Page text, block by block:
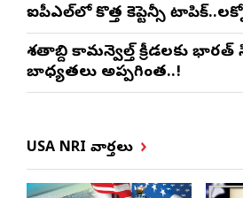
ఐపీఎల్‌లో కొత్త కెప్టెన్సీ
శతాబ్ది కామన్వెల్త్ క్రీడలకు భారత్
బాధ్యతలు అప్పగింత..!
USA NRI వార్తలు